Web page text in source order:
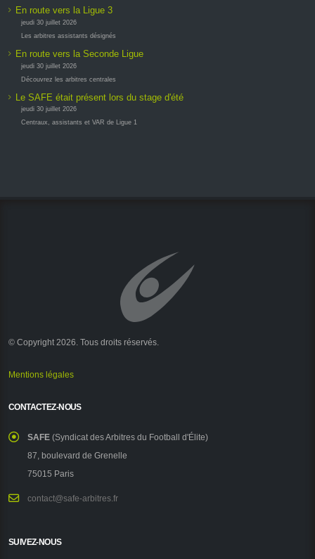
En route vers la Ligue 3
jeudi 30 juillet 2026
Les arbitres assistants désignés
En route vers la Seconde Ligue
jeudi 30 juillet 2026
Découvrez les arbitres centrales
Le SAFE était présent lors du stage d'été
jeudi 30 juillet 2026
Centraux, assistants et VAR de Ligue 1
© Copyright 2026. Tous droits réservés.
Mentions légales
CONTACTEZ-NOUS
SAFE (Syndicat des Arbitres du Football d'Élite)
87, boulevard de Grenelle
75015 Paris
contact@safe-arbitres.fr
SUIVEZ-NOUS